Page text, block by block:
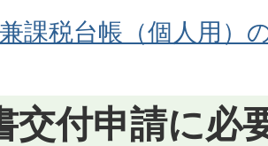
課税台帳（個人用）
交付申請に必